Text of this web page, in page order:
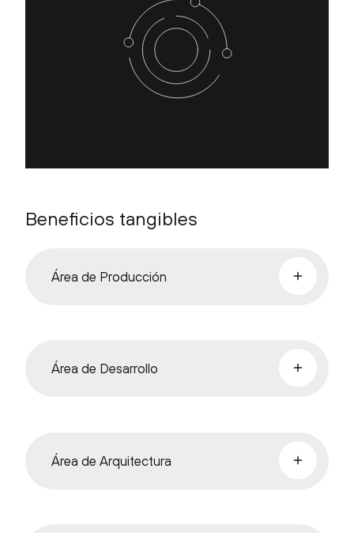
Beneficios tangibles
Área de Producción
Área de Desarrollo
Área de Arquitectura